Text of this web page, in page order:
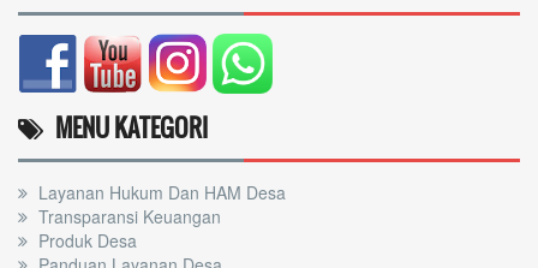
MENU KATEGORI
Layanan Hukum Dan HAM Desa
Transparansi Keuangan
Produk Desa